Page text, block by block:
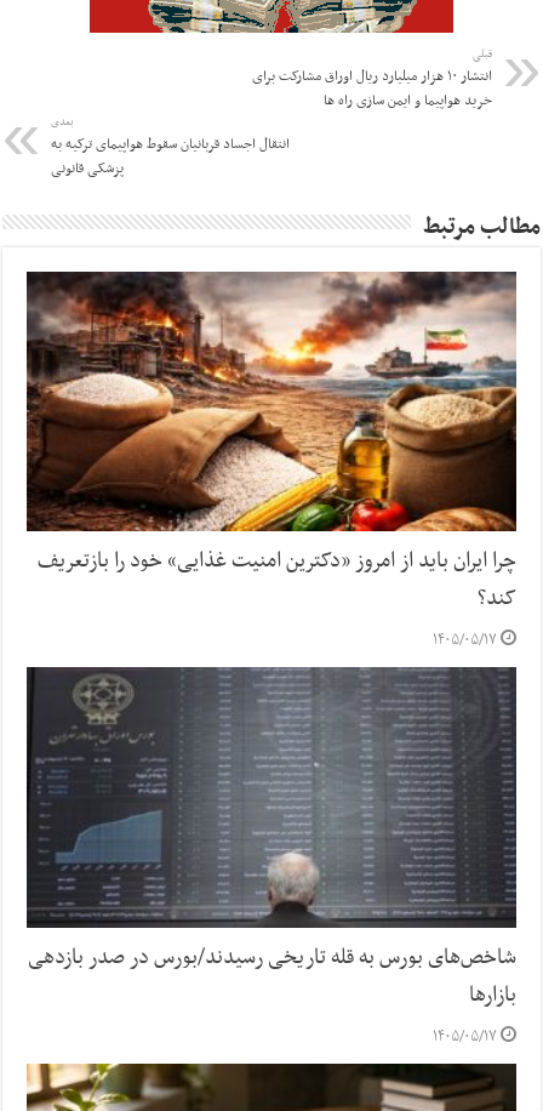
قبلی
انتشار ۱۰ هزار میلیارد ریال اوراق مشارکت برای
خرید هواپیما و ایمن سازی راه ها
بعدی
انتقال اجساد قربانیان سقوط هواپیمای ترکیه به
پزشکی قانونی
مطالب مرتبط
چرا ایران باید از امروز «دکترین امنیت غذایی» خود را بازتعریف
کند؟
۱۴۰۵/۰۵/۱۷
شاخص‌های بورس به قله تاریخی رسیدند/بورس در صدر بازدهی
بازارها
۱۴۰۵/۰۵/۱۷